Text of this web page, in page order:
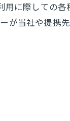
に際しての
が当社や提携